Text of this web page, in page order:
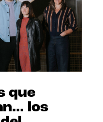
que
los